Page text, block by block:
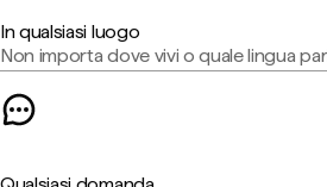
In qualsiasi luogo
Non importa dove vivi o quale lingua